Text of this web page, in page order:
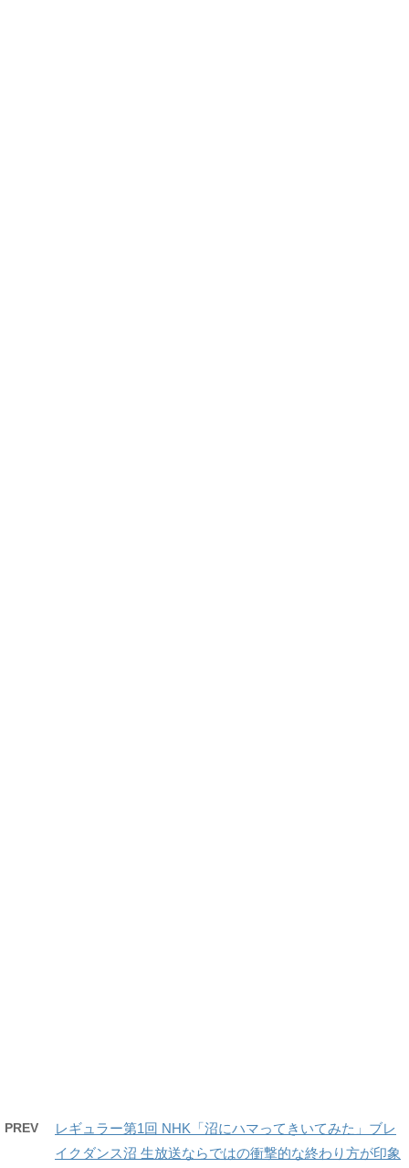
PREV
レギュラー第1回 NHK「沼にハマってきいてみた」ブレ
イクダンス沼 生放送ならではの衝撃的な終わり方が印象